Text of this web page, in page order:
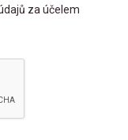
za účelem